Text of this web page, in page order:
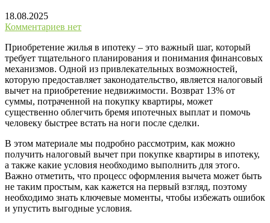
18.08.2025
Комментариев нет
Приобретение жилья в ипотеку – это важный шаг, который
требует тщательного планирования и понимания финансовых
механизмов. Одной из привлекательных возможностей,
которую предоставляет законодательство, является налоговый
вычет на приобретение недвижимости. Возврат 13% от
суммы, потраченной на покупку квартиры, может
существенно облегчить бремя ипотечных выплат и помочь
человеку быстрее встать на ноги после сделки.
В этом материале мы подробно рассмотрим, как можно
получить налоговый вычет при покупке квартиры в ипотеку,
а также какие условия необходимо выполнить для этого.
Важно отметить, что процесс оформления вычета может быть
не таким простым, как кажется на первый взгляд, поэтому
необходимо знать ключевые моменты, чтобы избежать ошибок
и упустить выгодные условия.